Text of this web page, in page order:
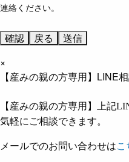
連絡ください。
×
【産みの親の方専用】LINE
【産みの親の方専用】上記
気軽にご相談できます。
メールでのお問い合わせはこ